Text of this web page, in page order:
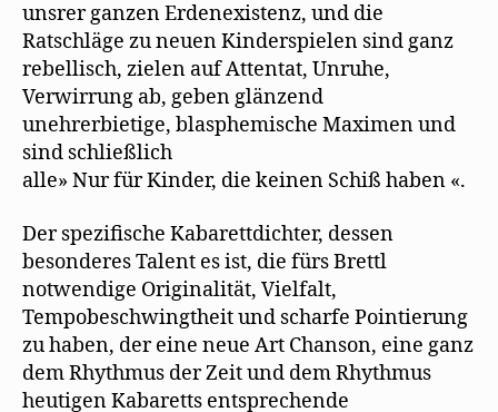
unsrer ganzen Erdenexistenz, und die
Ratschläge zu neuen Kinderspielen sind ganz
rebellisch, zielen auf Attentat, Unruhe,
Verwirrung ab, geben glänzend
unehrerbietige, blasphemische Maximen und
sind schließlich
alle» Nur für Kinder, die keinen Schiß haben «.
Der spezifische Kabarettdichter, dessen
besonderes Talent es ist, die fürs Brettl
notwendige Originalität, Vielfalt,
Tempobeschwingtheit und scharfe Pointierung
zu haben, der eine neue Art Chanson, eine ganz
dem Rhythmus der Zeit und dem Rhythmus
heutigen Kabaretts entsprechende